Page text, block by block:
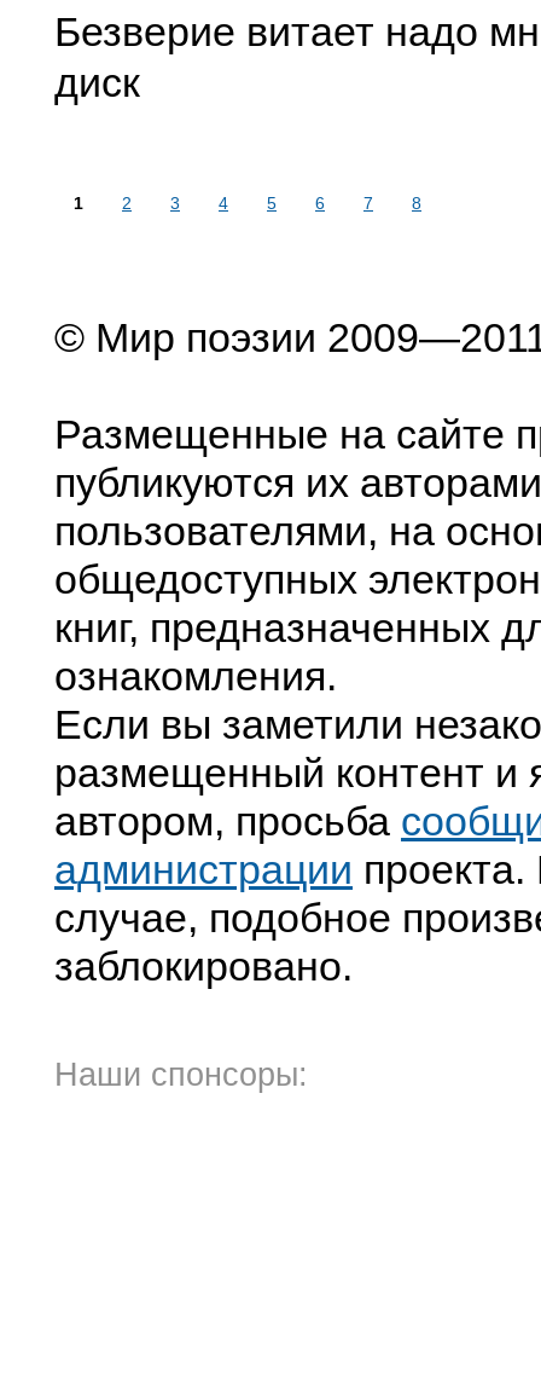
Безверие витает надо
диск
1 2 3 4 5 6 7 8
© Мир поэзии
Размещенные на сайте
публикуются их
пользователями, на
общедоступных
книг, предназначенных
ознакомления.
Если вы заметили
размещенный контент и
автором, просьба
администрации
случае, подобное
заблокировано.
Наши спонсоры: